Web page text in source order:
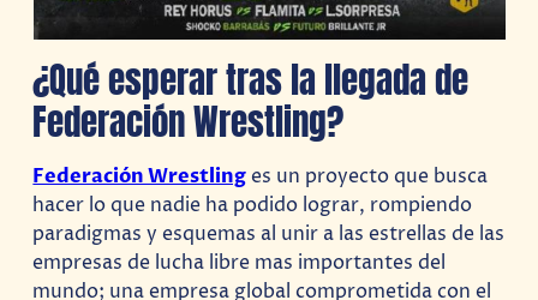
¿Qué esperar tras la llegada de
Federación Wrestling?
Federación Wrestlinges un proyecto que busca
hacer lo que nadie ha podido lograr, rompiendo
paradigmas y esquemas al unir a las estrellas de las
empresas de lucha libre mas importantes del
mundo; una empresa global comprometida con el